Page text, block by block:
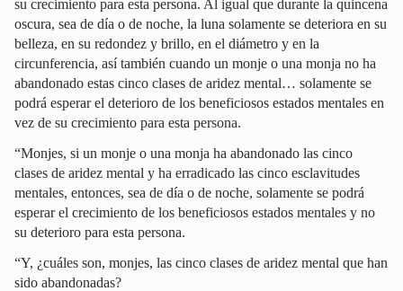
su crecimiento para esta persona. Al igual que durante la quincena
oscura, sea de día o de noche, la luna solamente se deteriora en su
belleza, en su redondez y brillo, en el diámetro y en la
circunferencia, así también cuando un monje o una monja no ha
abandonado estas cinco clases de aridez mental… solamente se
podrá esperar el deterioro de los beneficiosos estados mentales en
vez de su crecimiento para esta persona.
“Monjes, si un monje o una monja ha abandonado las cinco
clases de aridez mental y ha erradicado las cinco esclavitudes
mentales, entonces, sea de día o de noche, solamente se podrá
esperar el crecimiento de los beneficiosos estados mentales y no
su deterioro para esta persona.
“Y, ¿cuáles son, monjes, las cinco clases de aridez mental que han
sido abandonadas?